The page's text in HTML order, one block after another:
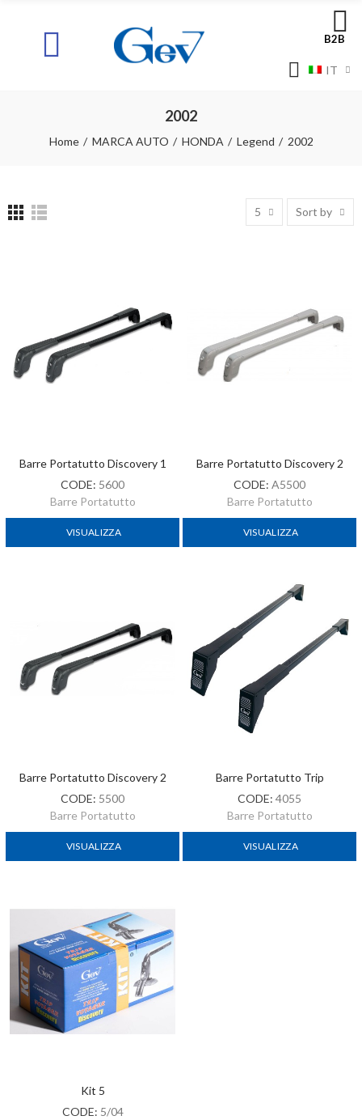
B2B
IT
2002
Home MARCA AUTO HONDA Legend 2002
5 Sort by
Barre Portatutto Discovery 1
CODE: 5600
Barre Portatutto
VISUALIZZA
Barre Portatutto Discovery 2
CODE: A5500
Barre Portatutto
VISUALIZZA
Barre Portatutto Discovery 2
CODE: 5500
Barre Portatutto
VISUALIZZA
Barre Portatutto Trip
CODE: 4055
Barre Portatutto
VISUALIZZA
Kit 5
CODE: 5/04